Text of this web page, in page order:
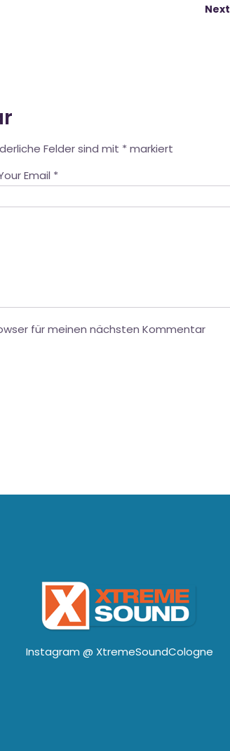
Next
Felder sind mit * markiert
für meinen nächsten Kommentar
Instagram @ XtremeSoundCologne